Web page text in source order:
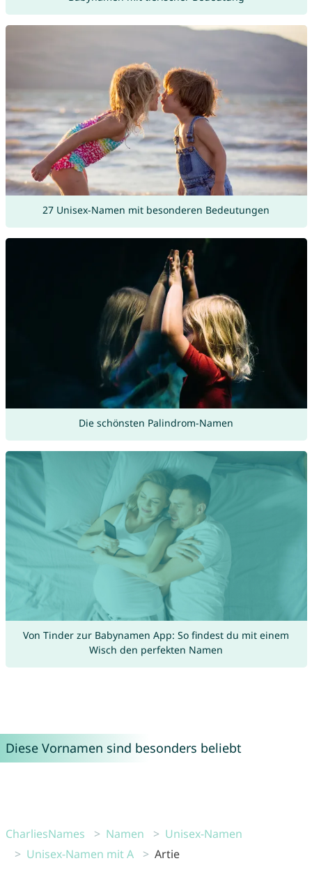
27 Unisex-Namen mit besonderen Bedeutungen
Die schönsten Palindrom-Namen
Von Tinder zur Babynamen App: So findest du mit einem
Wisch den perfekten Namen
Diese Vornamen sind besonders beliebt
CharliesNames Namen
Unisex-Namen
Unisex-Namen mit A
Artie